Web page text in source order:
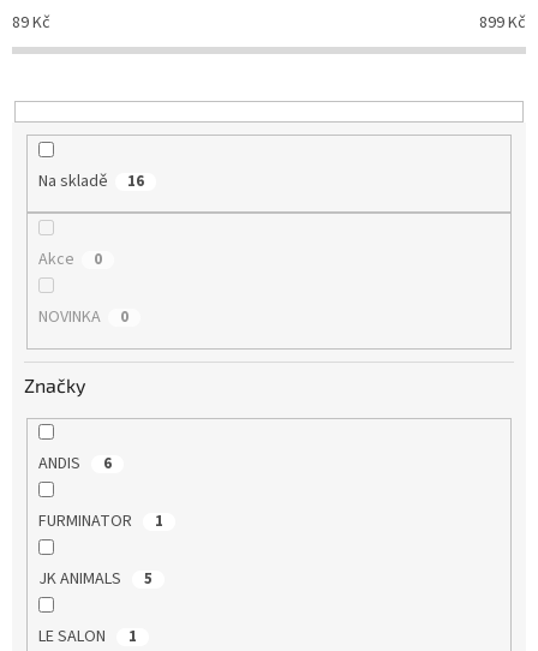
o
d
k
t
89Kč 899Kč
Na skladě 16
Akce 0
NOVINKA 0
Značky
ANDIS 6
FURMINATOR 1
JK ANIMALS 5
LE SALON 1